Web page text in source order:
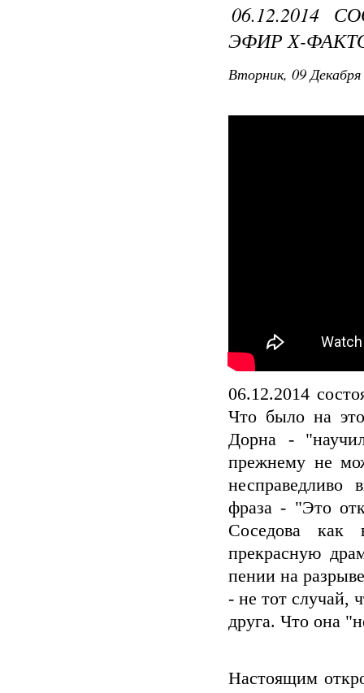
06.12.2014
ЭФИР Х-
Вторник, 09
06.12.2014
Что было на
Дорна -
прежнему не
несправедливо
фраза - "Это
Соседова как
прекрасную
пении на
- не тот случай,
друга. Что она
Настоящим